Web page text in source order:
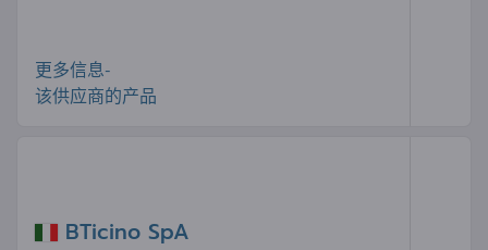
更多信息-
该供应商的产品
BTicino SpA